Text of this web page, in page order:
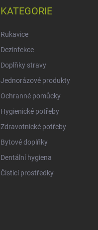
KATEGORIE
Rukavice
Dezinfekce
Doplňky stravy
Jednorázové produkty
Ochranné pomůcky
Hygienické potřeby
Zdravotnické potřeby
Bytové doplňky
Dentální hygiena
Čisticí prostředky